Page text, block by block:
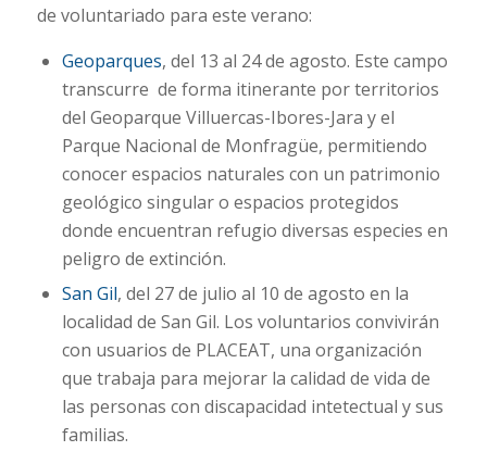
de voluntariado para este verano:
Geoparques, del 13 al 24 de agosto. Este campo
transcurre de forma itinerante por territorios
del Geoparque Villuercas-Ibores-Jara y el
Parque Nacional de Monfragüe, permitiendo
conocer espacios naturales con un patrimonio
geológico singular o espacios protegidos
donde encuentran refugio diversas especies en
peligro de extinción.
San Gil, del 27 de julio al 10 de agosto en la
localidad de San Gil. Los voluntarios convivirán
con usuarios de PLACEAT, una organización
que trabaja para mejorar la calidad de vida de
las personas con discapacidad intetectual y sus
familias.